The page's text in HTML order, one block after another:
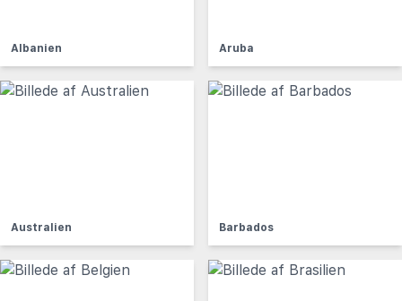
Albanien Aruba
Australien Barbados